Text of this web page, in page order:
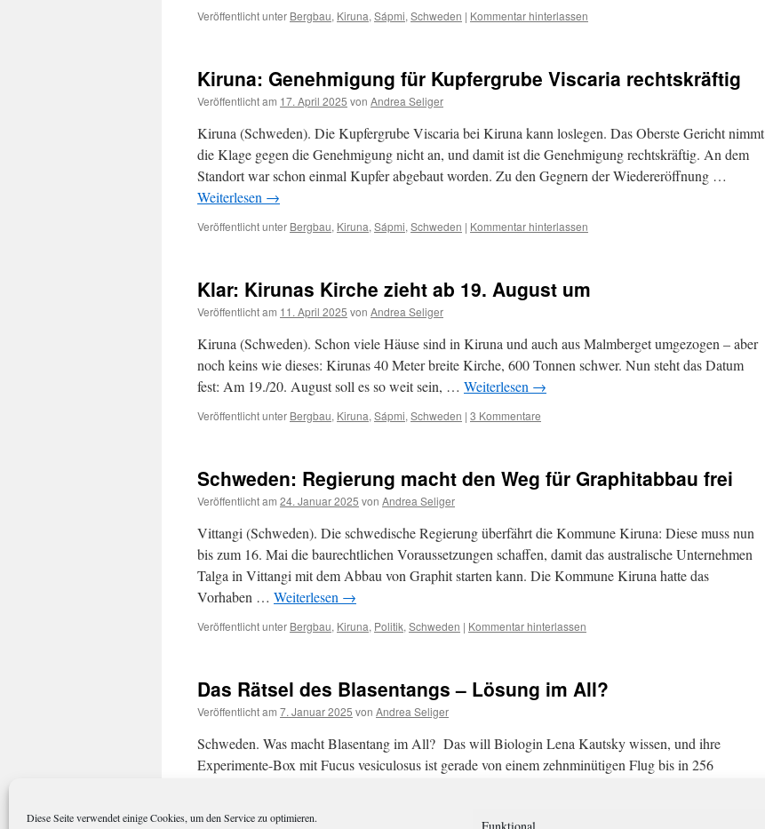
Diese Seite verwendet einige Cookies, um den Service zu optimieren.
Veröffentlicht unter Bergbau, Kiruna, Sápmi, Schweden | Kommentar hinterlassen
Kiruna: Genehmigung für Kupfergrube Viscaria rechtskräftig
Veröffentlicht am 17. April 2025 von Andrea Seliger
Kiruna (Schweden). Die Kupfergrube Viscaria bei Kiruna kann loslegen. Das Oberste Gericht nimmt
die Klage gegen die Genehmigung nicht an, und damit ist die Genehmigung rechtskräftig. An dem
Standort war schon einmal Kupfer abgebaut worden. Zu den Gegnern der Wiedereröffnung …
Weiterlesen →
Veröffentlicht unter Bergbau, Kiruna, Sápmi, Schweden | Kommentar hinterlassen
Klar: Kirunas Kirche zieht ab 19. August um
Veröffentlicht am 11. April 2025 von Andrea Seliger
Kiruna (Schweden). Schon viele Häuse sind in Kiruna und auch aus Malmberget umgezogen – aber
noch keins wie dieses: Kirunas 40 Meter breite Kirche, 600 Tonnen schwer. Nun steht das Datum
fest: Am 19./20. August soll es so weit sein, … Weiterlesen →
Veröffentlicht unter Bergbau, Kiruna, Sápmi, Schweden | 3 Kommentare
Schweden: Regierung macht den Weg für Graphitabbau frei
Veröffentlicht am 24. Januar 2025 von Andrea Seliger
Vittangi (Schweden). Die schwedische Regierung überfährt die Kommune Kiruna: Diese muss nun
bis zum 16. Mai die baurechtlichen Voraussetzungen schaffen, damit das australische Unternehmen
Talga in Vittangi mit dem Abbau von Graphit starten kann. Die Kommune Kiruna hatte das
Vorhaben … Weiterlesen →
Veröffentlicht unter Bergbau, Kiruna, Politik, Schweden | Kommentar hinterlassen
Das Rätsel des Blasentangs – Lösung im All?
Veröffentlicht am 7. Januar 2025 von Andrea Seliger
Schweden. Was macht Blasentang im All? Das will Biologin Lena Kautsky wissen, und ihre
Experimente-Box mit Fucus vesiculosus ist gerade von einem zehnminütigen Flug bis in 256